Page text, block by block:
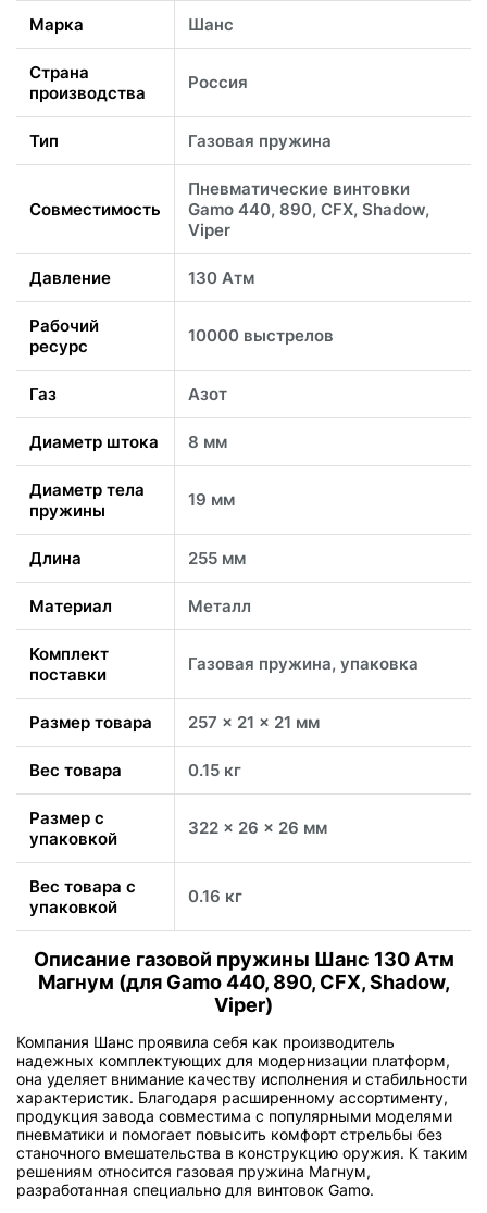
Марка Шанс
Страна
производства
Россия
Тип Газовая пружина
Совместимость
Пневматические винтовки
Gamo 440, 890, CFX, Shadow,
Viper
Давление 130 Атм
Рабочий
ресурс
10000 выстрелов
Газ Азот
Диаметр штока 8 мм
Диаметр тела
пружины
19 мм
Длина 255 мм
Материал Металл
Комплект
поставки
Газовая пружина, упаковка
Размер товара 257 x 21 x 21 мм
Вес товара 0.15 кг
Размер с
упаковкой
322 x 26 x 26 мм
Вес товара с
упаковкой
0.16 кг
Описание газовой пружины Шанс 130 Атм
Магнум (для Gamo 440, 890, CFX, Shadow,
Viper)
Компания Шанс проявила себя как производитель
надежных комплектующих для модернизации платформ,
она уделяет внимание качеству исполнения и стабильности
характеристик. Благодаря расширенному ассортименту,
продукция завода совместима с популярными моделями
пневматики и помогает повысить комфорт стрельбы без
станочного вмешательства в конструкцию оружия. К таким
решениям относится газовая пружина Магнум,
разработанная специально для винтовок Gamo.